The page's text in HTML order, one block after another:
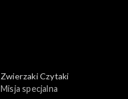
Zwierzaki Czytaki
Misja specjalna